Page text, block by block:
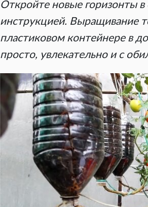
Откройте новые горизонты
инструкцией. Выращивание
пластиковом контейнере в
просто, увлекательно и с